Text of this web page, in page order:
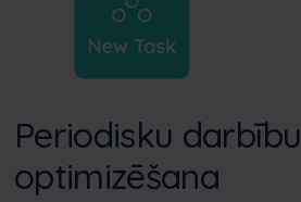
Periodisku darbību
optimizēšana